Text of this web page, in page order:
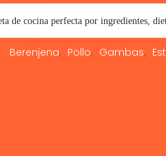
Berenjena Pollo Gambas